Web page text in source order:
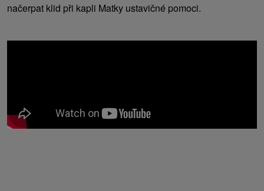
načerpat klid při kapli Matky ustavičné pomoci.